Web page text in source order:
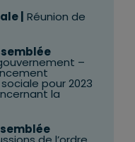
| Réunion de
–
pour 2023
la